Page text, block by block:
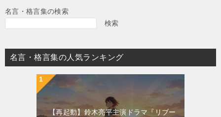
名言・格言集の検索
検索
名言・格言集の人気ランキング
【再起動】鈴木亮平主演ドラマ『リブー